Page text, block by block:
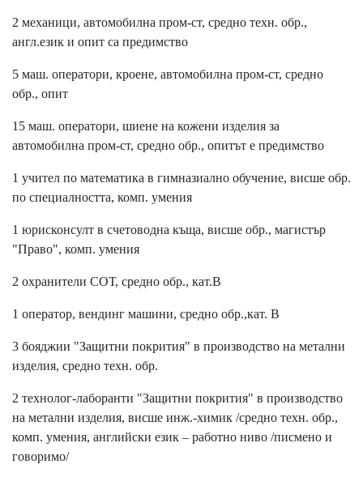
2 механици, автомобилна пром-ст, средно техн. обр.,
англ.език и опит са предимство
5 маш. оператори, кроене, автомобилна пром-ст, средно
обр., опит
15 маш. оператори, шиене на кожени изделия за
автомобилна пром-ст, средно обр., опитът е предимство
1 учител по математика в гимназиално обучение, висше обр.
по специалността, комп. умения
1 юрисконсулт в счетоводна къща, висше обр., магистър
"Право", комп. умения
2 охранители СОТ, средно обр., кат.В
1 оператор, вендинг машини, средно обр.,кат. В
3 бояджии "Защитни покрития" в производство на метални
изделия, средно техн. обр.
2 технолог-лаборанти "Защитни покрития" в производство
на метални изделия, висше инж.-химик /средно техн. обр.,
комп. умения, английски език – работно ниво /писмено и
говоримо/